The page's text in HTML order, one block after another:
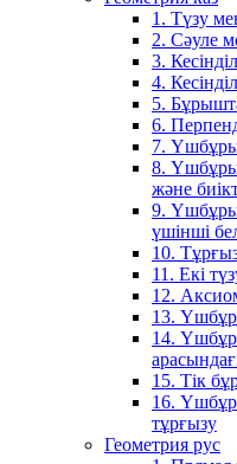
1. Түзу
2. Сәуле
3.
4.
5.
6.
7.
8.
және
9.
үшінші
10.
11. Екі
12.
13.
14.
15. Тік
16.
тұрғызу
Геометрия рус